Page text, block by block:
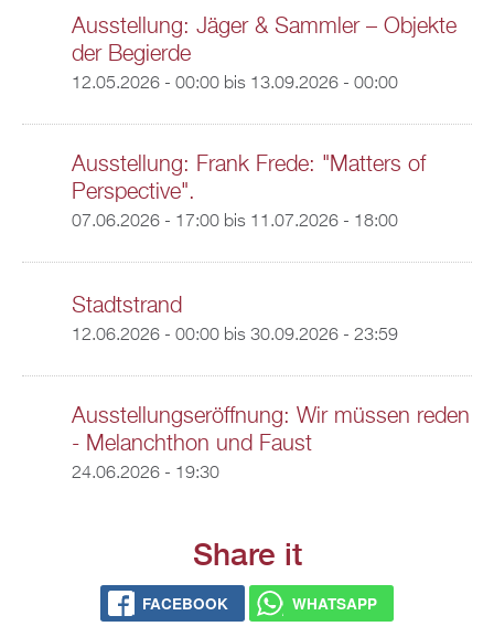
Ausstellung: Jäger & Sammler – Objekte
der Begierde
12.05.2026 - 00:00bis 13.09.2026 - 00:00
Ausstellung: Frank Frede: "Matters of
Perspective".
07.06.2026 - 17:00bis 11.07.2026 - 18:00
Stadtstrand
12.06.2026 - 00:00bis 30.09.2026 - 23:59
Ausstellungseröffnung: Wir müssen reden
- Melanchthon und Faust
24.06.2026 - 19:30
Share it
FACEBOOK WHATSAPP